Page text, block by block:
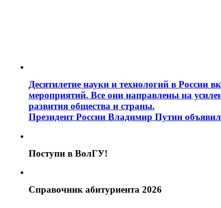
Десятилетие науки и технологий в России
мероприятий. Все они направлены на
развития общества и страны.
Президент России Владимир Путин
Поступи в ВолГУ!
Справочник абитуриента 2026